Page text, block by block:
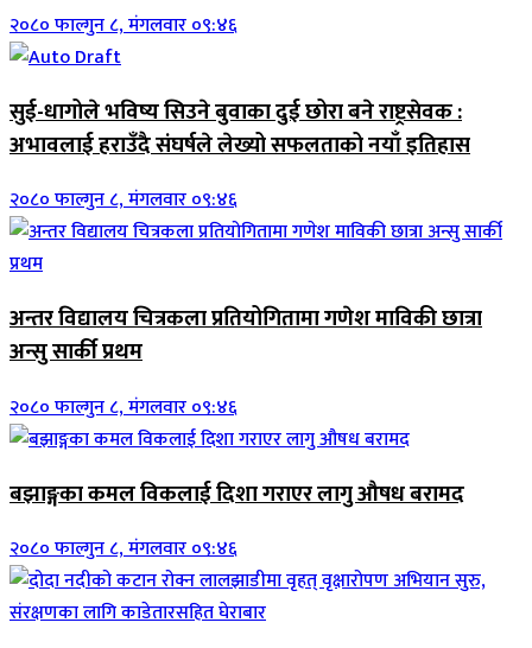
२०८० फाल्गुन ८, मंगलवार ०९:४६
सुई-धागोले भविष्य सिउने बुवाका दुई छोरा बने राष्ट्रसेवक :
अभावलाई हराउँदै संघर्षले लेख्यो सफलताको नयाँ इतिहास
२०८० फाल्गुन ८, मंगलवार ०९:४६
अन्तर विद्यालय चित्रकला प्रतियोगितामा गणेश माविकी छात्रा
अन्सु सार्की प्रथम
२०८० फाल्गुन ८, मंगलवार ०९:४६
बझाङ्गका कमल विकलाई दिशा गराएर लागु औषध बरामद
२०८० फाल्गुन ८, मंगलवार ०९:४६